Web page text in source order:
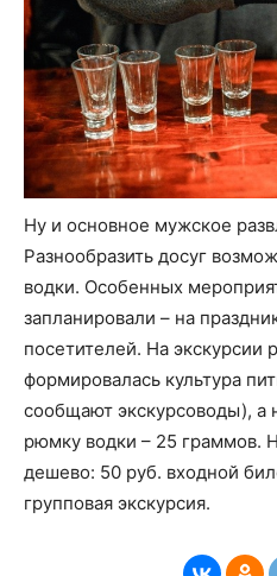
Ну и основное мужское
Разнообразить досуг
водки. Особенных
запланировали – на
посетителей. На экскурсии
формировалась культура
сообщают экскурсоводы), а
рюмку водки – 25 граммов.
дешево: 50 руб. входной
групповая экскурсия.